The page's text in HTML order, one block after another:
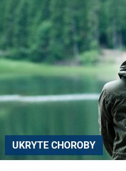
UKRYTE CHOROBY